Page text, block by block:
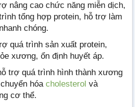
nâng cao chức năng miễn dịch,
tổng hợp protein, hỗ trợ làm
chóng.
quá trình sản xuất protein,
xương, ổn định huyết áp.
trợ quá trình hình thành xương
hóa cholesterol và
cơ thể.